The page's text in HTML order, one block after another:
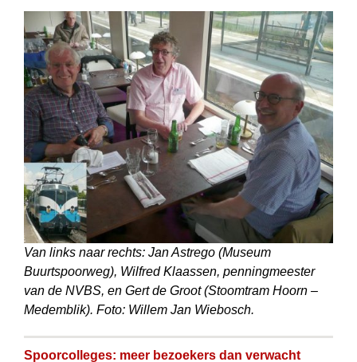
Van links naar rechts: Jan Astrego (Museum
Buurtspoorweg), Wilfred Klaassen, penningmeester
van de NVBS, en Gert de Groot (Stoomtram Hoorn –
Medemblik). Foto: Willem Jan Wiebosch.
Spoorcolleges: meer bezoekers dan verwacht